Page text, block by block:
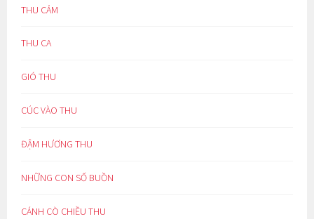
THU CẢM
THU CA
GIÓ THU
CÚC VÀO THU
ĐẬM HƯƠNG THU
NHỮNG CON SỐ BUỒN
CÁNH CÒ CHIỀU THU